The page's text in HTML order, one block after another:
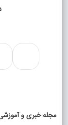
مجله خبری و